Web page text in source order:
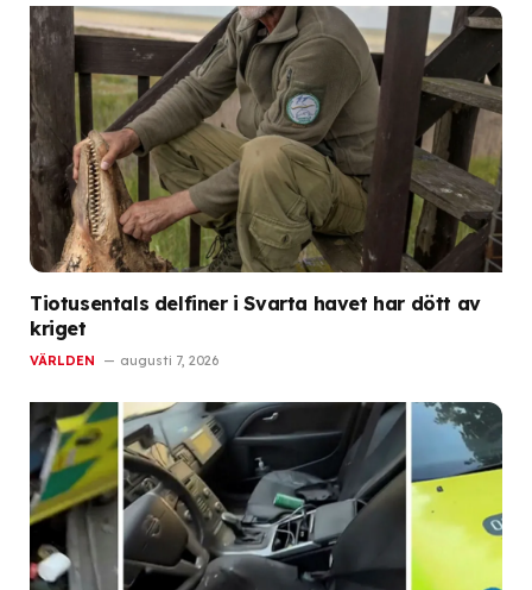
Tiotusentals delfiner i Svarta havet har dött av
kriget
VÄRLDEN augusti 7, 2026